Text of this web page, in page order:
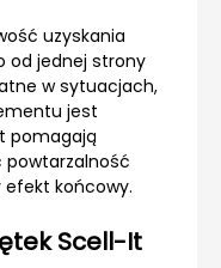
uzyskania
od jednej strony
w sytuacjach,
jest
pomagają
powtarzalność
efekt końcowy.
Scell-It